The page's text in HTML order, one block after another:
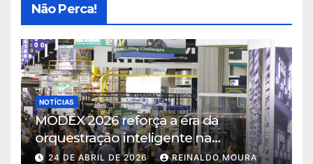
Não Perca!
NOTÍCIAS
MODEX 2026 reforça a era da
orquestração inteligente na
intralogística
24 DE ABRIL DE 2026 REINALDO MOURA